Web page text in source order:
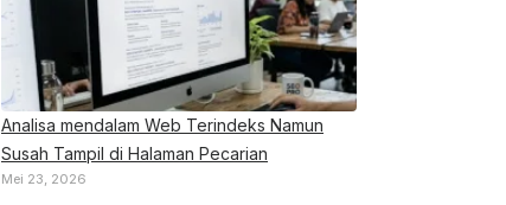
Analisa mendalam Web Terindeks Namun
Susah Tampil di Halaman Pecarian
Mei 23, 2026